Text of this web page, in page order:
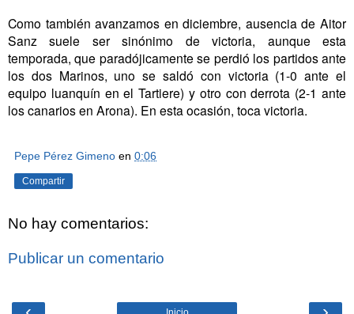
Como también avanzamos en diciembre, ausencia de Aitor
Sanz suele ser sinónimo de victoria, aunque esta
temporada, que paradójicamente se perdió los partidos ante
los dos Marinos, uno se saldó con victoria (1-0 ante el
equipo luanquín en el Tartiere) y otro con derrota (2-1 ante
los canarios en Arona). En esta ocasión, toca victoria.
Pepe Pérez Gimeno en 0:06
Compartir
No hay comentarios:
Publicar un comentario